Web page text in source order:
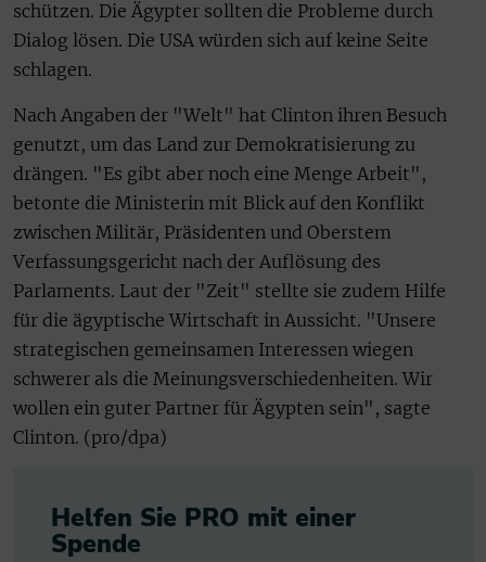
schützen. Die Ägypter sollten die Probleme durch
Dialog lösen. Die USA würden sich auf keine Seite
schlagen.
Nach Angaben der "Welt" hat Clinton ihren Besuch
genutzt, um das Land zur Demokratisierung zu
drängen. "Es gibt aber noch eine Menge Arbeit",
betonte die Ministerin mit Blick auf den Konflikt
zwischen Militär, Präsidenten und Oberstem
Verfassungsgericht nach der Auflösung des
Parlaments. Laut der "Zeit" stellte sie zudem Hilfe
für die ägyptische Wirtschaft in Aussicht. "Unsere
strategischen gemeinsamen Interessen wiegen
schwerer als die Meinungsverschiedenheiten. Wir
wollen ein guter Partner für Ägypten sein", sagte
Clinton. (pro/dpa)
Helfen Sie PRO mit einer
Spende